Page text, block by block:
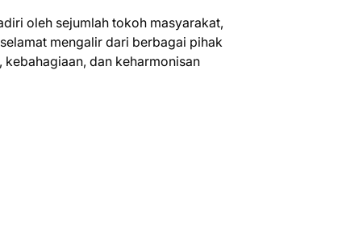
oleh sejumlah tokoh masyarakat,
mengalir dari berbagai pihak
dan keharmonisan